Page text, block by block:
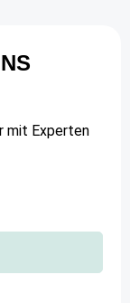
mit Experten